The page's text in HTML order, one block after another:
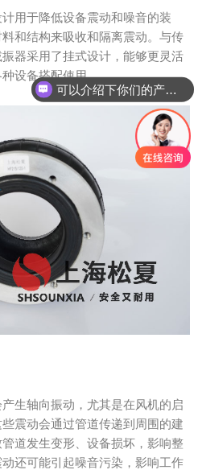
用于降低设备震动和噪音的装
和结构来吸收和隔离震动。与传
器采用了挂式设计，能够更灵活
设备搭配使用。
生轴向振动，尤其是在风机的启
震动会通过管道传递到周围的建
道发生变形、设备损坏，影响整
还可能引起噪音污染，影响工作
可以介绍下你们的产品么？